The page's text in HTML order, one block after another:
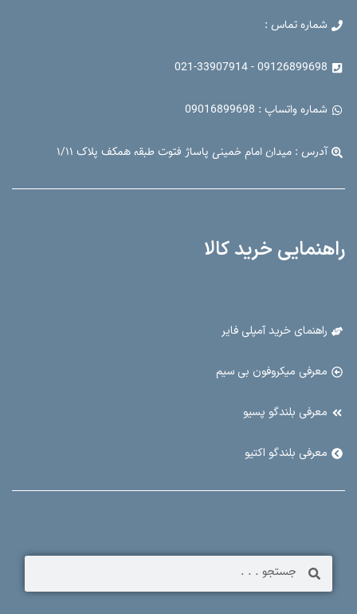
شماره تماس :
09126899698 - 021-33907914
شماره واتساپ : 09016899698
آدرس : میدان امام خمینی پاساژ فتوت طبقه همکف پلاک ۱/۱۱
راهنمایی خرید کالا
راهنمای خرید آمپلی فایر
معرفی میکروفون بی سیم
معرفی بلندگو پسیو
معرفی بلندگو اکتیو